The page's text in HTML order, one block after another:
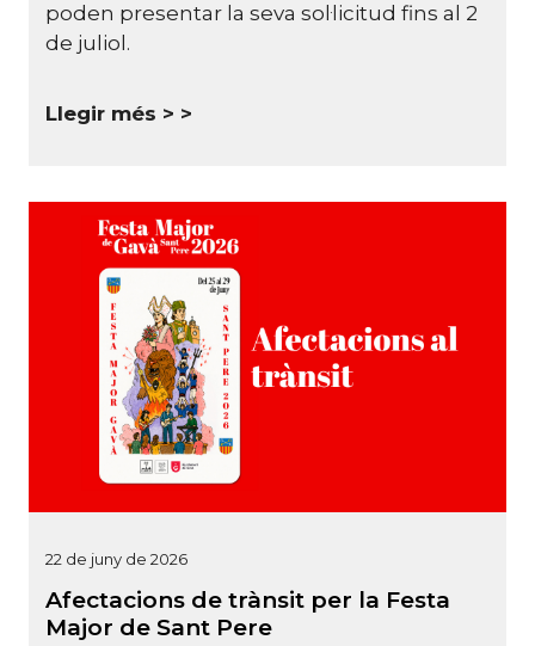
poden presentar la seva sol·licitud fins al 2
de juliol.
Llegir més >
22 de juny de 2026
Afectacions de trànsit per la Festa
Major de Sant Pere